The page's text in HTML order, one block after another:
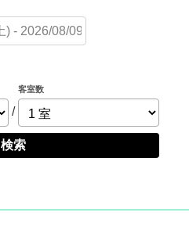
/
客室数
検索